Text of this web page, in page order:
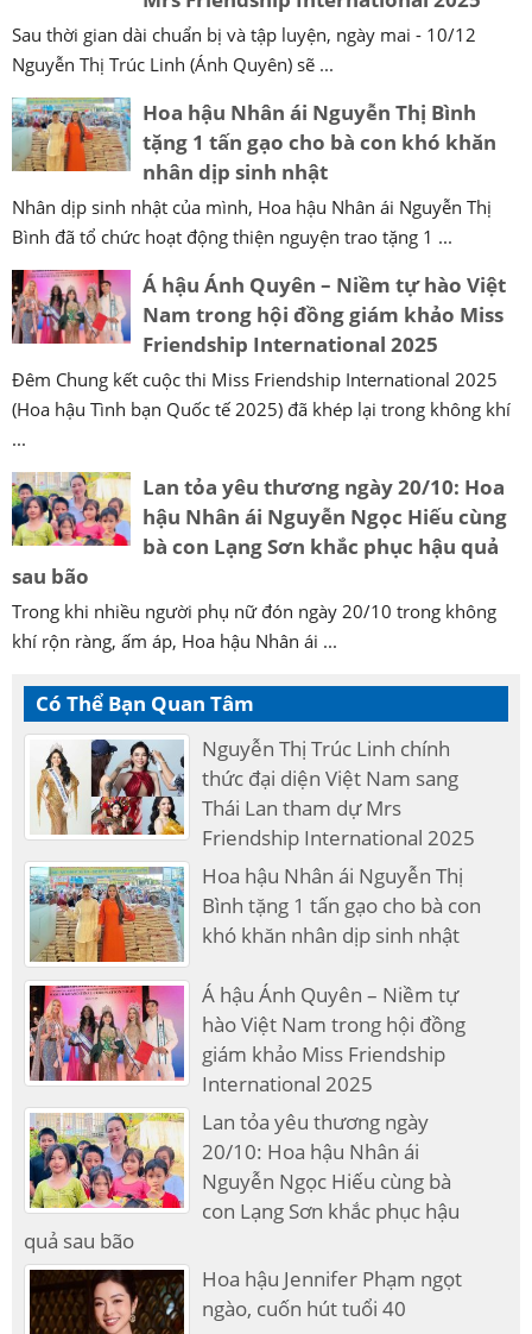
Sau thời gian dài chuẩn bị và tập luyện, ngày mai - 10/12
Nguyễn Thị Trúc Linh (Ánh Quyên) sẽ ...
Hoa hậu Nhân ái Nguyễn Thị Bình
tặng 1 tấn gạo cho bà con khó khăn
nhân dịp sinh nhật
Nhân dịp sinh nhật của mình, Hoa hậu Nhân ái Nguyễn Thị
Bình đã tổ chức hoạt động thiện nguyện trao tặng 1 ...
Á hậu Ánh Quyên – Niềm tự hào Việt
Nam trong hội đồng giám khảo Miss
Friendship International 2025
Đêm Chung kết cuộc thi Miss Friendship International 2025
(Hoa hậu Tình bạn Quốc tế 2025) đã khép lại trong không khí
...
Lan tỏa yêu thương ngày 20/10: Hoa
hậu Nhân ái Nguyễn Ngọc Hiếu cùng
bà con Lạng Sơn khắc phục hậu quả
sau bão
Trong khi nhiều người phụ nữ đón ngày 20/10 trong không
khí rộn ràng, ấm áp, Hoa hậu Nhân ái ...
Có Thể Bạn Quan Tâm
Nguyễn Thị Trúc Linh chính
thức đại diện Việt Nam sang
Thái Lan tham dự Mrs
Friendship International 2025
Hoa hậu Nhân ái Nguyễn Thị
Bình tặng 1 tấn gạo cho bà con
khó khăn nhân dịp sinh nhật
Á hậu Ánh Quyên – Niềm tự
hào Việt Nam trong hội đồng
giám khảo Miss Friendship
International 2025
Lan tỏa yêu thương ngày
20/10: Hoa hậu Nhân ái
Nguyễn Ngọc Hiếu cùng bà
con Lạng Sơn khắc phục hậu
quả sau bão
Hoa hậu Jennifer Phạm ngọt
ngào, cuốn hút tuổi 40